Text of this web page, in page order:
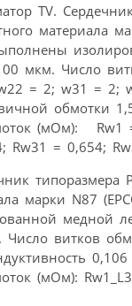
TV.
материала
мкм. Число
= 2; w31 = 2;
обмотки
(мОм): Rw1
Rw31 = 0,654;
типоразмера
марки N87
медной
витков
(мОм):